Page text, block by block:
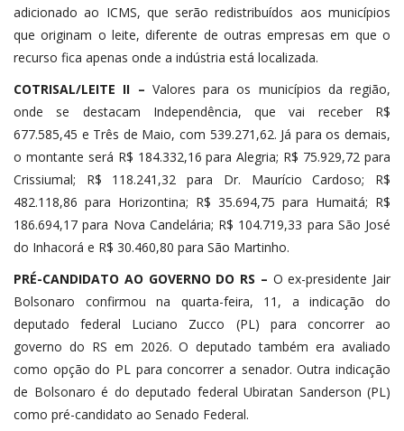
adicionado ao ICMS, que serão redistribuídos aos municípios
que originam o leite, diferente de outras empresas em que o
recurso fica apenas onde a indústria está localizada.
COTRISAL/LEITE II – Valores para os municípios da região,
onde se destacam Independência, que vai receber R$
677.585,45 e Três de Maio, com 539.271,62. Já para os demais,
o montante será R$ 184.332,16 para Alegria; R$ 75.929,72 para
Crissiumal; R$ 118.241,32 para Dr. Maurício Cardoso; R$
482.118,86 para Horizontina; R$ 35.694,75 para Humaitá; R$
186.694,17 para Nova Candelária; R$ 104.719,33 para São José
do Inhacorá e R$ 30.460,80 para São Martinho.
PRÉ-CANDIDATO AO GOVERNO DO RS – O ex-presidente Jair
Bolsonaro confirmou na quarta-feira, 11, a indicação do
deputado federal Luciano Zucco (PL) para concorrer ao
governo do RS em 2026. O deputado também era avaliado
como opção do PL para concorrer a senador. Outra indicação
de Bolsonaro é do deputado federal Ubiratan Sanderson (PL)
como pré-candidato ao Senado Federal.